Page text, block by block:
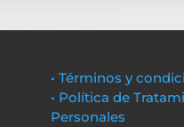
• Términos y
• Política de
Personales